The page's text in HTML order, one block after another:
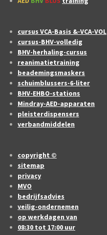
cursus VCA-Basis &-VCA-VOL
cursus-BHV-volledig
BHV-herhaling-cursus
reanimatietraining
beademingsmaskers
schuimblussers-6-liter
BHV-EHBO-stations
Mindray-AED-apparaten
pleisterdispensers
verbandmiddelen
copyright ©
sitemap
privacy
MVO
bedrijfsadvies
veilig-ondernemen
op werkdagen van
08:30 tot 17:00 uur